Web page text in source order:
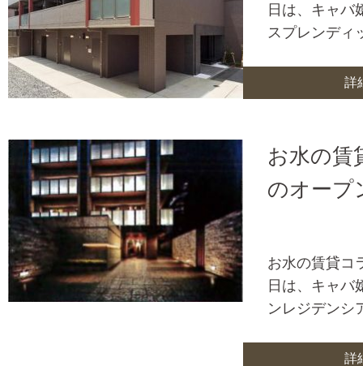
日は、キャバ
スプレンデ
詳
お水の
のオー
お水の賃貸コ
日は、キャバ
ンレジデン
詳